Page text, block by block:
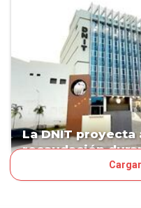
La DNIT proyecta
recaudación